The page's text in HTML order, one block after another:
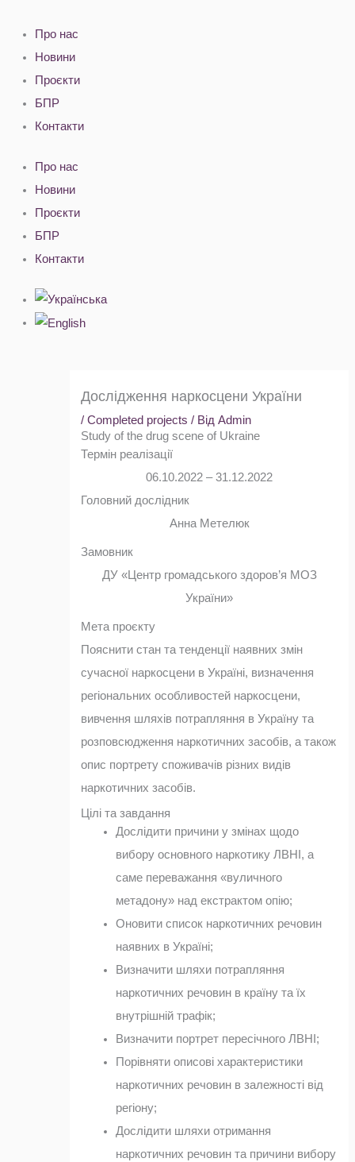
вмісту
Про нас
Новини
Проєкти
БПР
Контакти
Про нас
Новини
Проєкти
БПР
Контакти
Дослідження наркосцени України
/Completed projects / ВідAdmin
Study of the drug scene of Ukraine
Термін реалізації
06.10.2022 – 31.12.2022
Головний дослідник
Анна Метелюк
Замовник
ДУ «Центр громадського здоров’я МОЗ
України»
Мета проєкту
Пояснити стан та тенденції наявних змін
сучасної наркосцени в Україні, визначення
регіональних особливостей наркосцени,
вивчення шляхів потрапляння в Україну та
розповсюдження наркотичних засобів, а також
опис портрету споживачів різних видів
наркотичних засобів.
Цілі та завдання
Дослідити причини у змінах щодо
вибору основного наркотику ЛВНІ, а
саме переважання «вуличного
метадону» над екстрактом опію;
Оновити список наркотичних речовин
наявних в Україні;
Визначити шляхи потрапляння
наркотичних речовин в країну та їх
внутрішній трафік;
Визначити портрет пересічного ЛВНІ;
Порівняти описові характеристики
наркотичних речовин в залежності від
регіону;
Дослідити шляхи отримання
наркотичних речовин та причини вибору